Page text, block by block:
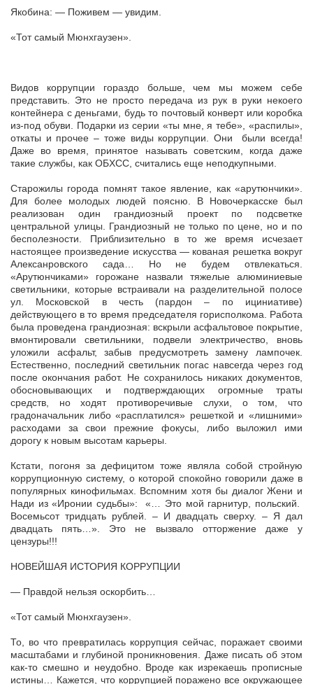
Якобина: — Поживем — увидим.
«Тот самый Мюнхгаузен».
Видов коррупции гораздо больше, чем мы можем себе
представить. Это не просто передача из рук в руки некоего
контейнера с деньгами, будь то почтовый конверт или коробка
из-под обуви. Подарки из серии «ты мне, я тебе», «распилы»,
откаты и прочее – тоже виды коррупции. Они были всегда!
Даже во время, принятое называть советским, когда даже
такие службы, как ОБХСС, считались еще неподкупными.
Старожилы города помнят такое явление, как «арутюнчики».
Для более молодых людей поясню. В Новочеркасске был
реализован один грандиозный проект по подсветке
центральной улицы. Грандиозный не только по цене, но и по
бесполезности. Приблизительно в то же время исчезает
настоящее произведение искусства — кованая решетка вокруг
Алексанровского сада… Но не будем отвлекаться.
«Арутюнчиками» горожане назвали тяжелые алюминиевые
светильники, которые встраивали на разделительной полосе
ул. Московской в честь (пардон – по ициниативе)
действующего в то время председателя горисполкома. Работа
была проведена грандиозная: вскрыли асфальтовое покрытие,
вмонтировали светильники, подвели электричество, вновь
уложили асфальт, забыв предусмотреть замену лампочек.
Естественно, последний светильник погас навсегда через год
после окончания работ. Не сохранилось никаких документов,
обосновывающих и подтверждающих огромные траты
средств, но ходят противоречивые слухи, о том, что
градоначальник либо «расплатился» решеткой и «лишними»
расходами за свои прежние фокусы, либо выложил ими
дорогу к новым высотам карьеры.
Кстати, погоня за дефицитом тоже являла собой стройную
коррупционную систему, о которой спокойно говорили даже в
популярных кинофильмах. Вспомним хотя бы диалог Жени и
Нади из «Иронии судьбы»: «… Это мой гарнитур, польский.
Восемьсот тридцать рублей. – И двадцать сверху. – Я дал
двадцать пять…». Это не вызвало отторжение даже у
цензуры!!!
НОВЕЙШАЯ ИСТОРИЯ КОРРУПЦИИ
— Правдой нельзя оскорбить…
«Тот самый Мюнхгаузен».
То, во что превратилась коррупция сейчас, поражает своими
масштабами и глубиной проникновения. Даже писать об этом
как-то смешно и неудобно. Вроде как изрекаешь прописные
истины… Кажется, что коррупцией поражено все окружающее